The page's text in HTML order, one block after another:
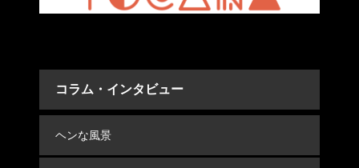
コラム・インタビュー
ヘンな風景